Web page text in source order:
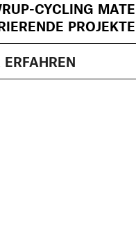
CYCLING
PROJEKTE
ERFAHREN